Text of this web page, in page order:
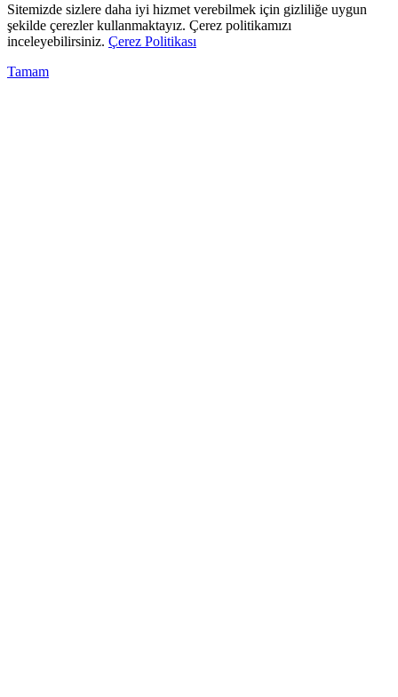
Sitemizde sizlere daha iyi hizmet verebilmek için gizliliğe uygun
şekilde çerezler kullanmaktayız. Çerez politikamızı
inceleyebilirsiniz. Çerez Politikası
Tamam